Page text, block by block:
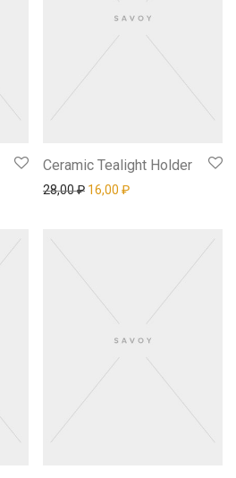
Ceramic Tealight Holder
28,00₽ Первоначальная цена
16,00 ₽Текущая цена: